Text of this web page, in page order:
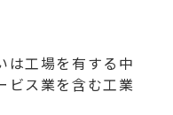
は工場を有する中
ビス業を含む工業